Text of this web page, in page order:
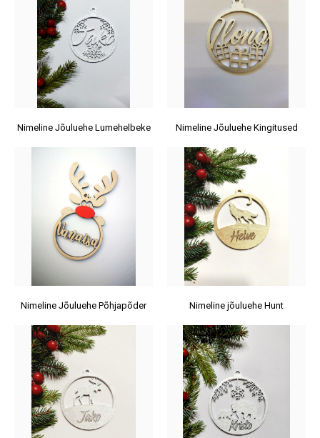
Nimeline Jõuluehe Lumehelbeke Nimeline Jõuluehe Kingitused
Nimeline Jõuluehe Põhjapõder Nimeline jõuluehe Hunt